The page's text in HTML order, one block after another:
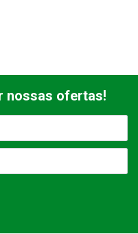
nossas ofertas!